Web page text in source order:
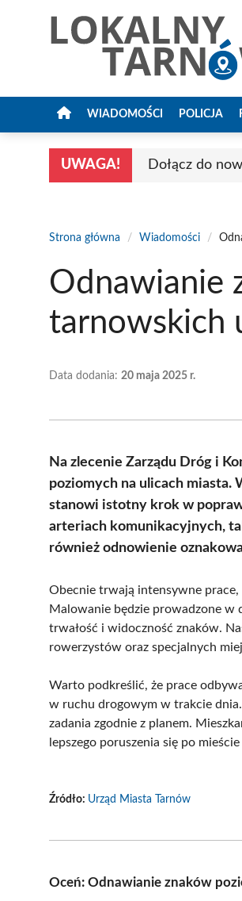
WIADOMOŚCI POLICJA
UWAGA! Dołącz do
Strona główna / Wiadomości /
Odnawianie
tarnowskich
Data dodania: 20 maja 2025 r.
Na zlecenie Zarządu Dróg i
poziomych na ulicach miasta.
stanowi istotny krok w
arteriach komunikacyjnych,
również odnowienie
Obecnie trwają intensywne
Malowanie będzie prowadzone
trwałość i widoczność znaków.
rowerzystów oraz specjalnych
Warto podkreślić, że prace
w ruchu drogowym w trakcie
zadania zgodnie z planem.
lepszego poruszenia się po
Źródło: Urząd Miasta Tarnów
Oceń: Odnawianie znaków